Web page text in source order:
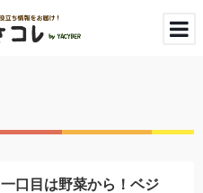
一口目は野菜から！ベジ